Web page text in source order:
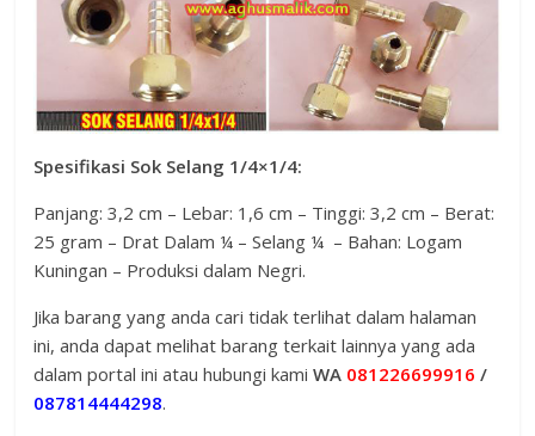
Spesifikasi Sok Selang 1/4×1/4:
Panjang: 3,2 cm – Lebar: 1,6 cm – Tinggi: 3,2 cm – Berat:
25 gram – Drat Dalam ¼ – Selang ¼ – Bahan: Logam
Kuningan – Produksi dalam Negri.
Jika barang yang anda cari tidak terlihat dalam halaman
ini, anda dapat melihat barang terkait lainnya yang ada
dalam portal ini atau hubungi kamiWA 081226699916 /
087814444298.